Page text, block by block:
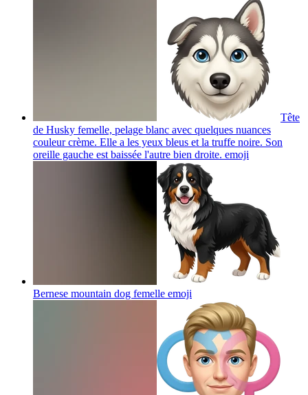
Tête
de Husky femelle, pelage blanc avec quelques nuances
couleur crème. Elle a les yeux bleus et la truffe noire. Son
oreille gauche est baissée l'autre bien droite. emoji
Bernese mountain dog femelle emoji